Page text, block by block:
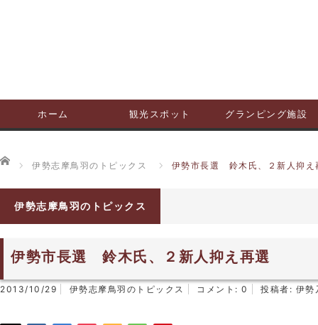
ホーム 観光スポット グランピング施設
ホーム
伊勢志摩鳥羽のトピックス 伊勢市長選 鈴木氏、２新人抑え
伊勢志摩鳥羽のトピックス
伊勢市長選 鈴木氏、２新人抑え再選
2013/10/29 伊勢志摩鳥羽のトピックス コメント: 0 投稿者: 伊勢